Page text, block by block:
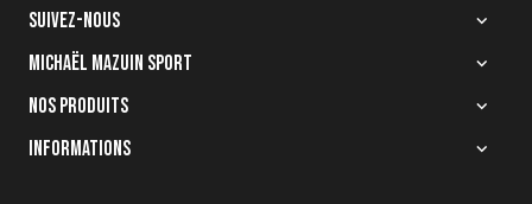
Quelle homologation
choisir pour votre
casque de karting ?
Suivez-nous
Michaël Mazuin Sport
Nos produits
Informations